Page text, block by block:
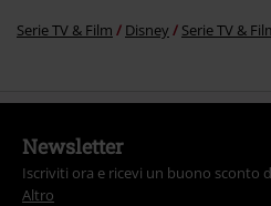
Serie TV & Film Disney Serie TV &
Newsletter
Iscriviti ora e ricevi un buono sconto
Altro